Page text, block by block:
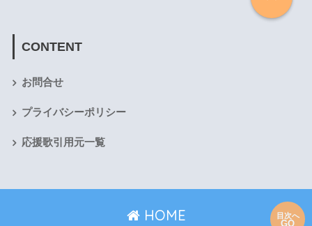
目次へ
GO
CONTENT
お問合せ
プライバシーポリシー
応援歌引用元一覧
HOME